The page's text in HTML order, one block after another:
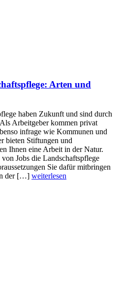
Arten und
haben Zukunft und sind durch
Arbeitgeber kommen privat
infrage wie Kommunen und
bieten Stiftungen und
Ihnen eine Arbeit in der Natur.
Jobs die Landschaftspflege
Sie dafür mitbringen
der […] weiterlesen